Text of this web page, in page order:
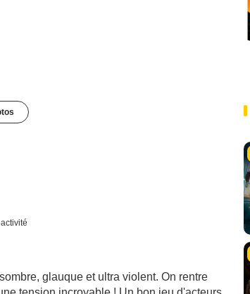
glauque et ultra violent. On rentre